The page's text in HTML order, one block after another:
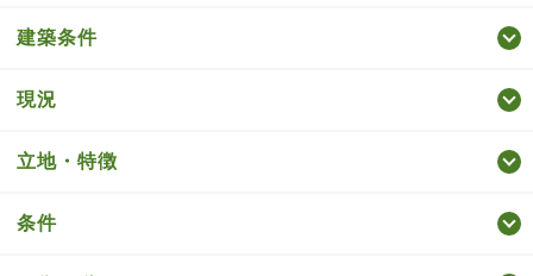
建築条件
現況
立地・特徴
条件